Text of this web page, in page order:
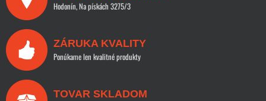
Hodonín, Na pískách 3275/3
ZÁRUKA KVALITY
Ponúkame len kvalitné produkty
TOVAR SKLADOM